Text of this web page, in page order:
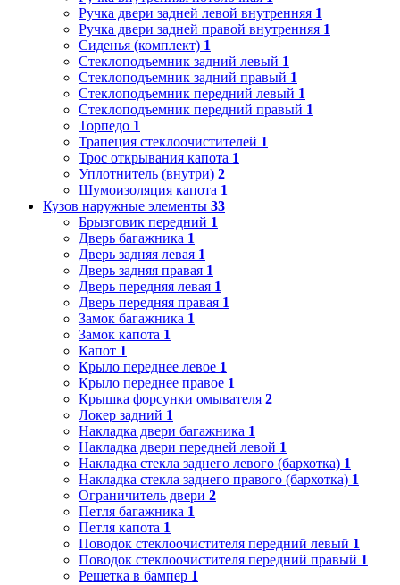
Ручка двери задней левой внутренняя 1
Ручка двери задней правой внутренняя 1
Сиденья (комплект) 1
Стеклоподъемник задний левый 1
Стеклоподъемник задний правый 1
Стеклоподъемник передний левый 1
Стеклоподъемник передний правый 1
Торпедо 1
Трапеция стеклоочистителей 1
Трос открывания капота 1
Уплотнитель (внутри) 2
Шумоизоляция капота 1
Кузов наружные элементы 33
Брызговик передний 1
Дверь багажника 1
Дверь задняя левая 1
Дверь задняя правая 1
Дверь передняя левая 1
Дверь передняя правая 1
Замок багажника 1
Замок капота 1
Капот 1
Крыло переднее левое 1
Крыло переднее правое 1
Крышка форсунки омывателя 2
Локер задний 1
Накладка двери багажника 1
Накладка двери передней левой 1
Накладка стекла заднего левого (бархотка) 1
Накладка стекла заднего правого (бархотка) 1
Ограничитель двери 2
Петля багажника 1
Петля капота 1
Поводок стеклоочистителя передний левый 1
Поводок стеклоочистителя передний правый 1
Решетка в бампер 1